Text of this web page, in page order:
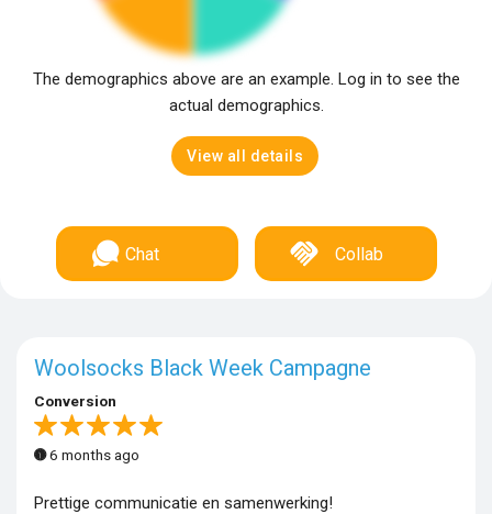
The demographics above are an example. Log in to see the
actual demographics.
View all details
Chat Collab
Woolsocks Black Week Campagne
Conversion
6 months ago
Prettige communicatie en samenwerking!